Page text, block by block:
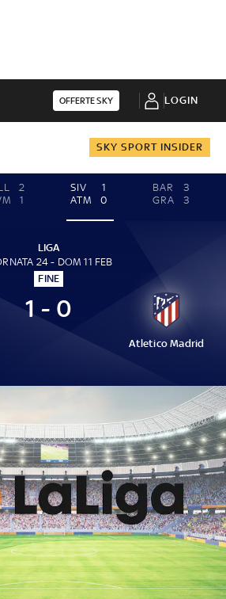
OFFERTE SKY LOGIN
SKY SPORT INSIDER
2
1
SIV
1
ATM
0
BAR
3
GRA
3
LIGA
24 - DOM 11 FEB
FINE
1 - 0
Atletico Madrid
1 - 0